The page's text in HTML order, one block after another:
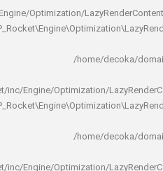
rocket/inc/Engine/Optimization/
/home/
rocket/inc/Engine/Optimization/
/home/
rocket/inc/Engine/Optimization/